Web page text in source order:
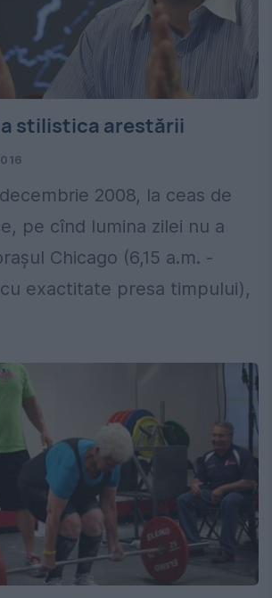
stilistica arestării
2008, la ceas de
pe cînd lumina zilei nu a
Chicago (6,15 a.m. -
exactitate presa timpului),